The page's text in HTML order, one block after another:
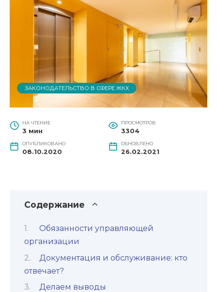
ЗАКОНОДАТЕЛЬСТВО В СФЕРЕ ЖКХ
НА ЧТЕНИЕ
3 мин
ПРОСМОТРОВ
3304
ОПУБЛИКОВАНО
08.10.2020
ОБНОВЛЕНО
26.02.2021
Содержание
Обязанности управляющей
организации
Документация и обслуживание: кто
отвечает?
Делаем выводы